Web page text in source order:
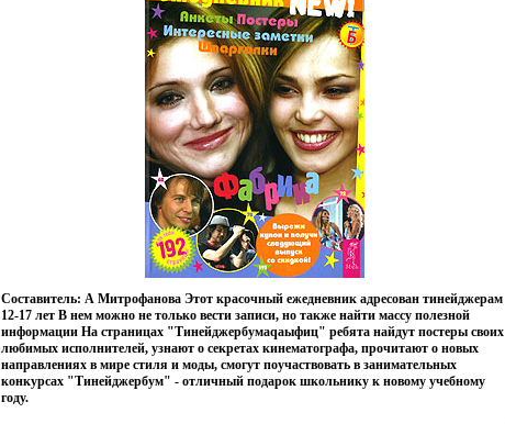
Составитель: А Митрофанова Этот красочный ежедневник адресован тинейджерам
12-17 лет В нем можно не только вести записи, но также найти массу полезной
информации На страницах "Тинейджербумаqаыфиц" ребята найдут постеры своих
любимых исполнителей, узнают о секретах кинематографа, прочитают о новых
направлениях в мире стиля и моды, смогут поучаствовать в занимательных
конкурсах "Тинейджербум" - отличный подарок школьнику к новому учебному
году.